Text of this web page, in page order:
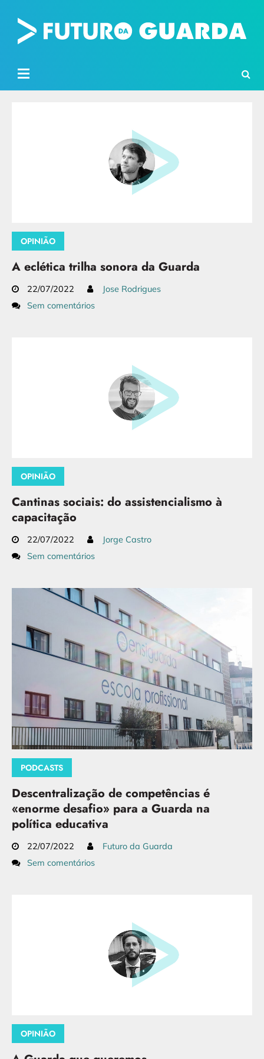
OPINIÃO
A eclética trilha sonora da Guarda
22/07/2022
Jose Rodrigues
Sem comentários
OPINIÃO
Cantinas sociais: do assistencialismo à
capacitação
22/07/2022
Jorge Castro
Sem comentários
PODCASTS
Descentralização de competências é
«enorme desafio» para a Guarda na
política educativa
22/07/2022
Futuro da Guarda
Sem comentários
OPINIÃO